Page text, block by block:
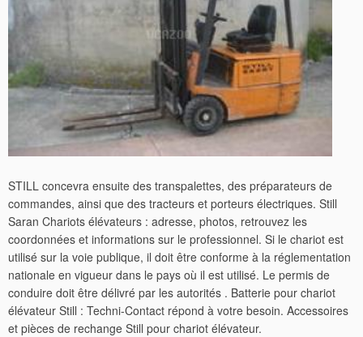
STILL concevra ensuite des transpalettes, des préparateurs de
commandes, ainsi que des tracteurs et porteurs électriques. Still
Saran Chariots élévateurs : adresse, photos, retrouvez les
coordonnées et informations sur le professionnel. Si le chariot est
utilisé sur la voie publique, il doit être conforme à la réglementation
nationale en vigueur dans le pays où il est utilisé. Le permis de
conduire doit être délivré par les autorités . Batterie pour chariot
élévateur Still : Techni-Contact répond à votre besoin. Accessoires
et pièces de rechange Still pour chariot élévateur.